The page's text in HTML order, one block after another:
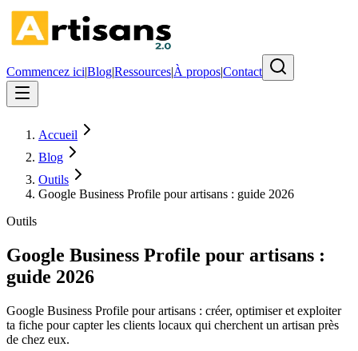
Commencez ici|Blog|Ressources|À propos|Contact
Accueil
Blog
Outils
Google Business Profile pour artisans : guide 2026
Outils
Google Business Profile pour artisans :
guide 2026
Google Business Profile pour artisans : créer, optimiser et exploiter
ta fiche pour capter les clients locaux qui cherchent un artisan près
de chez eux.